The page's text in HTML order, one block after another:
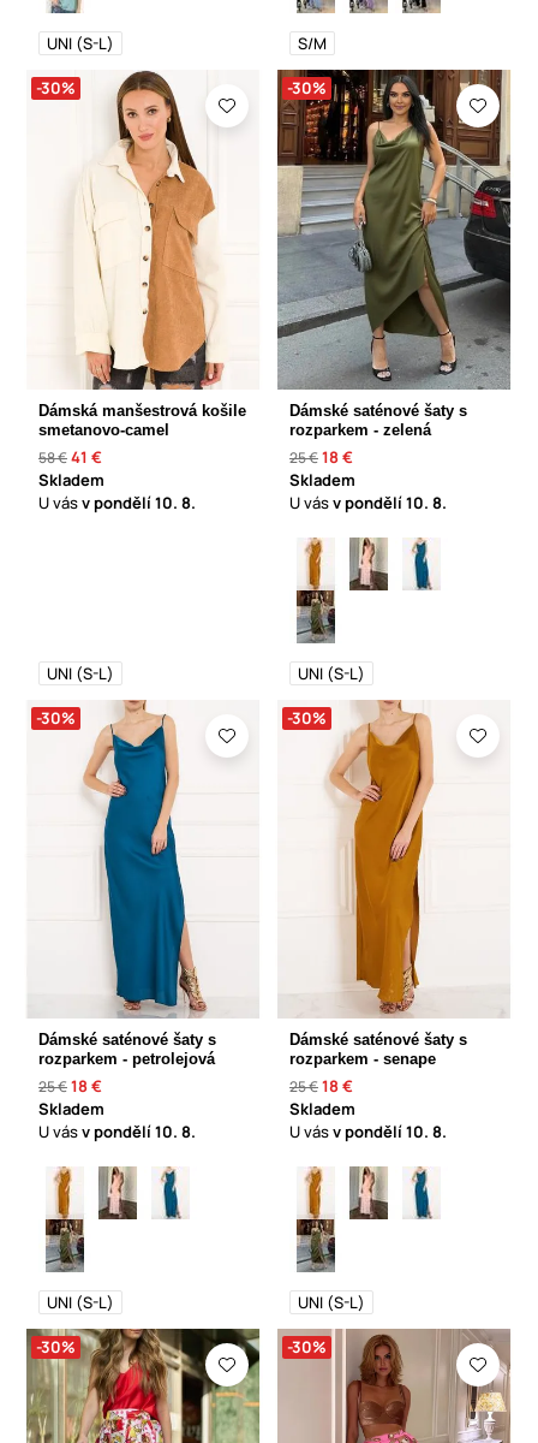
UNI (S-L) S/M
-30%
Dámská manšestrová košile
smetanovo-camel
58 €41 €
Skladem
U vásv pondělí10. 8.
UNI (S-L)
-30%
Dámské saténové šaty s
rozparkem - zelená
25 €18 €
Skladem
U vásv pondělí10. 8.
UNI (S-L)
-30%
Dámské saténové šaty s
rozparkem - petrolejová
25 €18 €
Skladem
U vásv pondělí10. 8.
UNI (S-L)
-30%
Dámské saténové šaty s
rozparkem - senape
25 €18 €
Skladem
U vásv pondělí10. 8.
UNI (S-L)
-30% -30%